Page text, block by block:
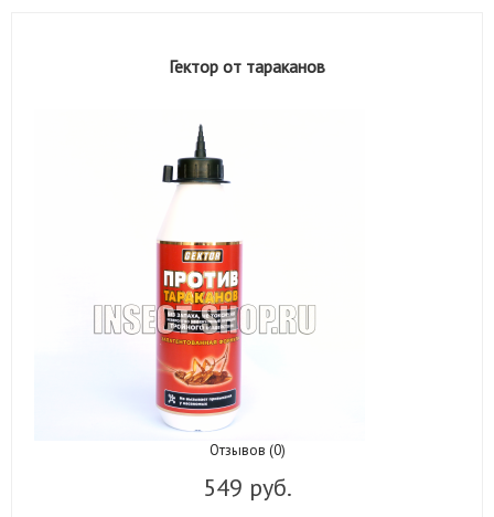
Гектор от тараканов
Отзывов (0)
549 руб.